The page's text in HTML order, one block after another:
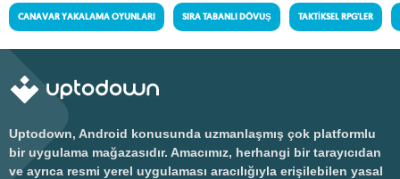
CANAVAR YAKALAMA OYUNLARI SIRA TABANLI DÖVÜŞ TAKTIKSEL RPG'LER
Uptodown, Android konusunda uzmanlaşmış çok platformlu
bir uygulama mağazasıdır. Amacımız, herhangi bir tarayıcıdan
ve ayrıca resmi yerel uygulaması aracılığıyla erişilebilen yasal